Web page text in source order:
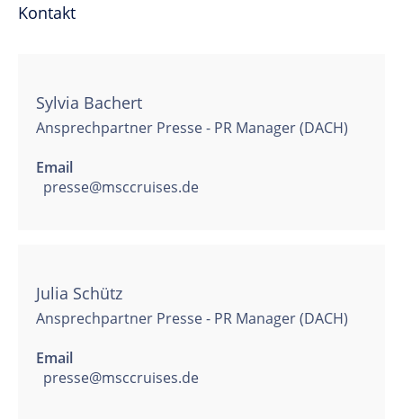
Kontakt
Sylvia Bachert
Ansprechpartner Presse - PR Manager (DACH)
Email
presse@msccruises.de
Julia Schütz
Ansprechpartner Presse - PR Manager (DACH)
Email
presse@msccruises.de